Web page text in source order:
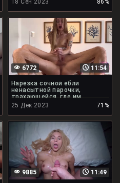
18 Сен 2023
86%
11:54
6772
Нарезка сочной ебли
ненасытной парочки,
трахающейся, где им
захочется
25 Дек 2023 71%
11:49
9885